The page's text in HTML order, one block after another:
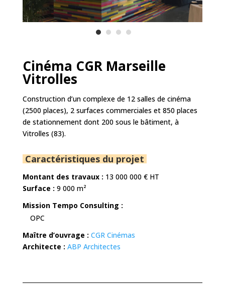
Cinéma CGR Marseille
Vitrolles
Construction d’un complexe de 12 salles de cinéma
(2500 places), 2 surfaces commerciales et 850 places
de stationnement dont 200 sous le bâtiment, à
Vitrolles (83).
Caractéristiques du projet
Montant des travaux : 13 000 000 € HT
Surface : 9 000 m²
Mission Tempo Consulting :
OPC
Maître d’ouvrage : CGR Cinémas
Architecte : ABP Architectes